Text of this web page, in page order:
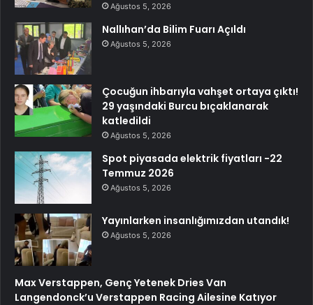
Ağustos 5, 2026
Nallıhan’da Bilim Fuarı Açıldı
Ağustos 5, 2026
Çocuğun ihbarıyla vahşet ortaya çıktı!
29 yaşındaki Burcu bıçaklanarak
katledildi
Ağustos 5, 2026
Spot piyasada elektrik fiyatları -22
Temmuz 2026
Ağustos 5, 2026
Yayınlarken insanlığımızdan utandık!
Ağustos 5, 2026
Max Verstappen, Genç Yetenek Dries Van
Langendonck’u Verstappen Racing Ailesine Katıyor